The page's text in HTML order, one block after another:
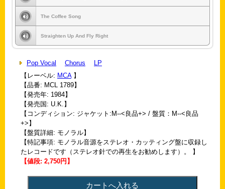
The Coffee Song
Straighten Up And Fly Right
Pop Vocal Chorus
LP
【レーベル: MCA】
【品番: MCL 1789】
【発売年: 1984】
【発売国: U.K.】
【コンディション: ジャケット:M--<良品+> / 盤質：M--<良品
+>】
【盤質詳細: モノラル】
【特記事項: モノラル音源をステレオ・カッティング盤に収録し
たレコードです（ステレオ針での再生をお勧めします）。 】
【値段: 2,750円】